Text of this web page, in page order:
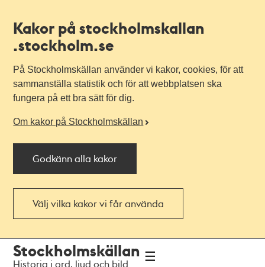
Kakor på stockholmskallan
.stockholm.se
På Stockholmskällan använder vi kakor, cookies, för att
sammanställa statistik och för att webbplatsen ska
fungera på ett bra sätt för dig.
Om kakor på Stockholmskällan
Godkänn alla kakor
Välj vilka kakor vi får använda
navigationen
huvudinnehållet
Stockholmskällan
Historia i ord, ljud och bild